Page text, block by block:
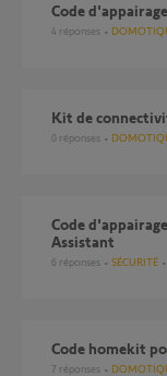
Code
4 réponses
Kit de
0 réponses
Code d'appairage Homekit des caméras pour Home
Assistant
6 réponses SÉCURITÉ
Code homekit
7 réponses